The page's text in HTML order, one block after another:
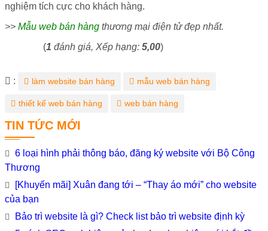
TIN TỨC MỚI
6 loại hình phải thông báo, đăng ký website với Bộ Công
Thương
[Khuyến mãi] Xuân đang tới – “Thay áo mới” cho website
của bạn
Bảo trì website là gì? Check list bảo trì website định kỳ
nghiệm tích cực cho khách hàng.
>> Mẫu web bán hàng thương mại điện tử đẹp nhất.
(1 đánh giá, Xếp hạng: 5,00)
Từ
: làm website bán hàng mẫu web bán hàng
thiết kế web bán hàng web bán hàng